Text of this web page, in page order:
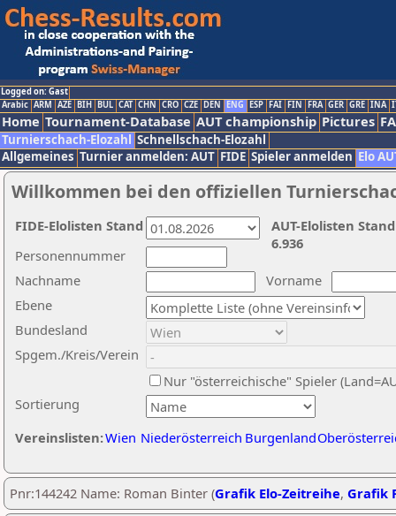
Logged on: Gast
Arabic ARM AZE BIH BUL CAT CHN CRO CZE DEN ENG ESP FAI FIN FRA GER GRE INA
Home Tournament-Database AUT championship Pictures
Turnierschach-Elozahl Schnellschach-Elozahl
Allgemeines Turnier anmelden: AUT FIDE Spieler anmelden Elo
Willkommen bei den offiziellen
Nachname
Vorname
Ebene
Sortierung
Personennummer
Bundesland
Spgem./Kreis/Verein
Nur "österreichische" Spieler
Vereinslisten:Wien Niederösterreich Burgenland
AUT-Elolisten
6.936
FIDE-Elolisten Stand
Pnr:144242 Name: Roman Binter (Grafik Elo-Zeitreihe, Grafik